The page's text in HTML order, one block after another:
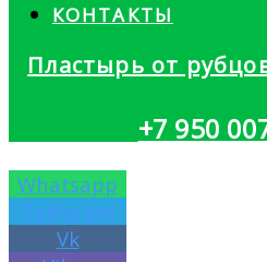
КОНТАКТЫ
Пластырь от
+7 950
Whatsapp
Telegram
Vk